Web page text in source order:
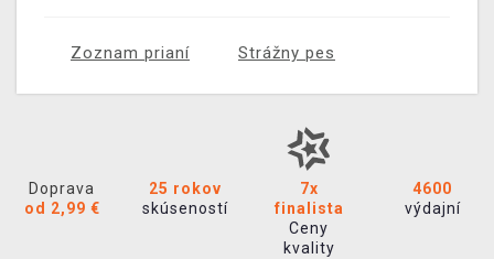
Zoznam prianí Strážny pes
Doprava
od 2,99 €
25 rokov
skúseností
7x
finalista
Ceny
kvality
4600
výdajní